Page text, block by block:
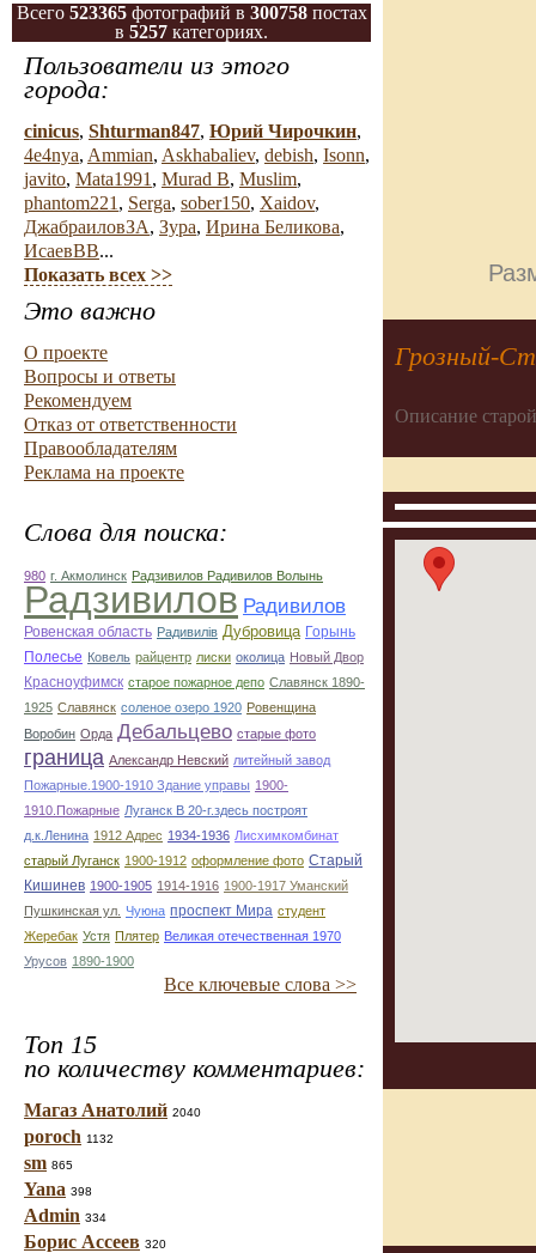
Всего 523365фотографий в 300758постах
в 5257 категориях.
Пользователи из этого
города:
cinicus, Shturman847, Юрий Чирочкин,
4e4nya, Ammian, Askhabaliev, debish, Isonn,
javito, Mata1991 , Murad B, Muslim,
phantom221 , Serga, sober150, Xaidov,
ДжабраиловЗА, Зура, Ирина Беликова,
ИсаевВВ...
Показать всех >>
Это важно
О проекте
Вопросы и ответы
Рекомендуем
Отказ от ответственности
Правообладателям
Реклама на проекте
Слова для поиска:
980 г. Акмолинск Радзивилов Радивилов Волынь
Радзивилов Радивилов
Ровенская область Радивилiв Дубровица Горынь
Полесье Ковель райцентр лиски околица Новый Двор
Красноуфимск старое пожарное депо Славянск 1890-
1925 Славянск соленое озеро 1920 Ровенщина
Воробин Орда Дебальцево старые фото
граница Александр Невский литейный завод
Пожарные.1900-1910 Здание управы 1900-
1910.Пожарные Луганск В 20-г.здесь построят
д.к.Ленина 1912 Адрес 1934-1936 Лисхимкомбинат
старый Луганск 1900-1912 оформление фото Старый
Кишинев 1900-1905 1914-1916 1900-1917 Уманский
Пушкинская ул. Чуюна проспект Мира студент
Жеребак Устя Плятер Великая отечественная 1970
Урусов 1890-1900
Все ключевые слова >>
Топ 15
по количеству комментариев:
Магаз Анатолий 2040
poroch 1132
sm 865
Yana 398
Admin 334
Борис Ассеев 320
Грозный-
Описание